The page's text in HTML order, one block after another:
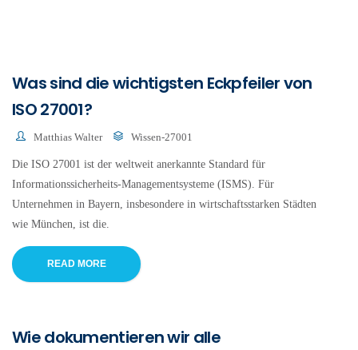
Was sind die wichtigsten Eckpfeiler von
ISO 27001?
Matthias Walter Wissen-27001
Die ISO 27001 ist der weltweit anerkannte Standard für
Informationssicherheits-Managementsysteme (ISMS). Für
Unternehmen in Bayern, insbesondere in wirtschaftsstarken Städten
wie München, ist die.
READ MORE
Wie dokumentieren wir alle